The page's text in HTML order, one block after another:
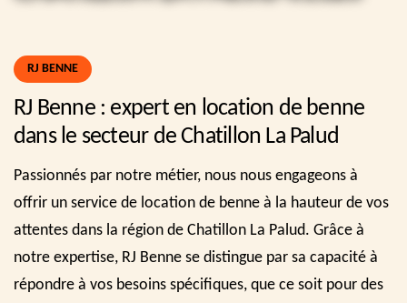
RJ BENNE
RJ Benne : expert en location de benne
dans le secteur de Chatillon La Palud
Passionnés par notre métier, nous nous engageons à
offrir un service de location de benne à la hauteur de vos
attentes dans la région de Chatillon La Palud. Grâce à
notre expertise, RJ Benne se distingue par sa capacité à
répondre à vos besoins spécifiques, que ce soit pour des